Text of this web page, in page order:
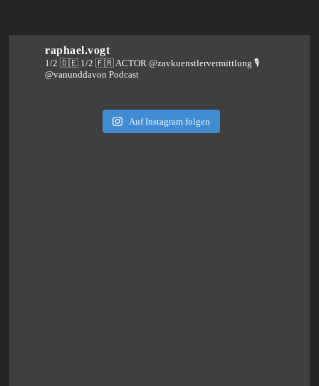
raphael.vogt
1/2 🇩🇪 1/2 🇫🇷 ACTOR @zavkuenstlervermittlung🎙️
@vanunddavon Podcast
Auf Instagram folgen